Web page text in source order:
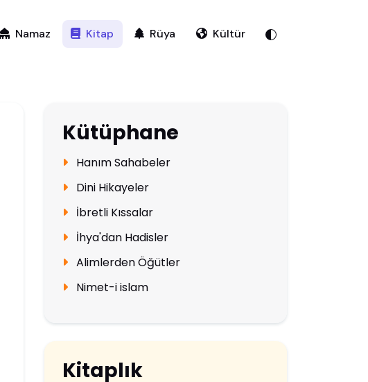
Namaz Kitap Rüya Kültür
Kütüphane
Hanım Sahabeler
Dini Hikayeler
İbretli Kıssalar
İhya'dan Hadisler
Alimlerden Öğütler
Nimet-i islam
Kitaplık